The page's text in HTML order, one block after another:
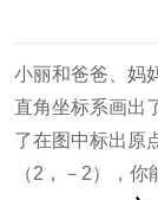
小丽和爸爸、妈
直角坐标系画出
了在图中标出原
（2，－2），